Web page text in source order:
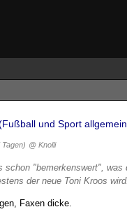
und Sport
@ Knolli
"bemerkenswert",
der neue Toni Kroos
Faxen dicke.